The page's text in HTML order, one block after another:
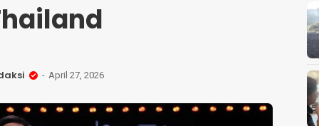
April 27, 2026